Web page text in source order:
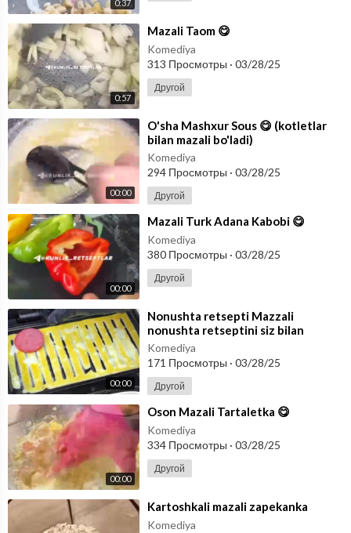
0:37
0:57
⁣Mazali Taom 😋
Komediya
313 Просмотры · 03/28/25
Другой
00:00
⁣O'sha Mashxur Sous 😋 (kotletlar
bilan mazali bo'ladi)
Komediya
294 Просмотры · 03/28/25
Другой
00:00
⁣Mazali Turk Adana Kabobi 😋
Komediya
380 Просмотры · 03/28/25
Другой
00:00
⁣Nonushta retsepti Mazzali
nonushta retseptini siz bilan
bo’lishmoqchiman👇🏻
Komediya
171 Просмотры · 03/28/25
Другой
00:00
⁣Oson Mazali Tartaletka 😋
Komediya
334 Просмотры · 03/28/25
Другой
⁣Kartoshkali mazali zapekanka
Komediya